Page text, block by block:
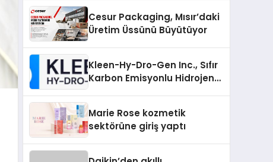
Cesur Packaging, Mısır’daki
Üretim Üssünü Büyütüyor
Kleen-Hy-Dro-Gen Inc., Sıfır
Karbon Emisyonlu Hidrojen
Aldı
Marie Rose kozmetik
sektörüne giriş yaptı